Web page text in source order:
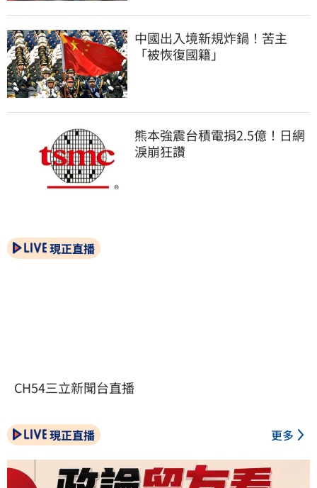
中國出入境新規炸鍋！苦主
「被恢復國籍」
熊本強震台積電捐2.5億！日網
淚崩狂讚
現正直播
CH54三立新聞台直播
現正直播 更多